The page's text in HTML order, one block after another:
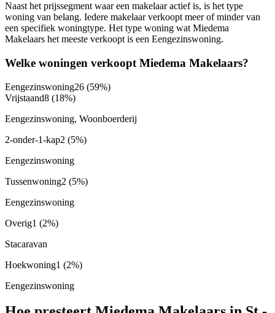
Naast het prijssegment waar een makelaar actief is, is het type
woning van belang. Iedere makelaar verkoopt meer of minder van
een specifiek woningtype. Het type woning wat Miedema
Makelaars het meeste verkoopt is een Eengezinswoning.
Welke woningen verkoopt Miedema Makelaars?
Eengezinswoning26 (59%)
Vrijstaand8 (18%)
Eengezinswoning, Woonboerderij
2-onder-1-kap2 (5%)
Eengezinswoning
Tussenwoning2 (5%)
Eengezinswoning
Overig1 (2%)
Stacaravan
Hoekwoning1 (2%)
Eengezinswoning